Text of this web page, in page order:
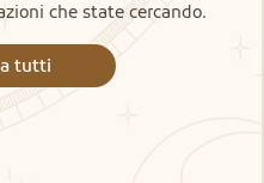
che state cercando.
tutti